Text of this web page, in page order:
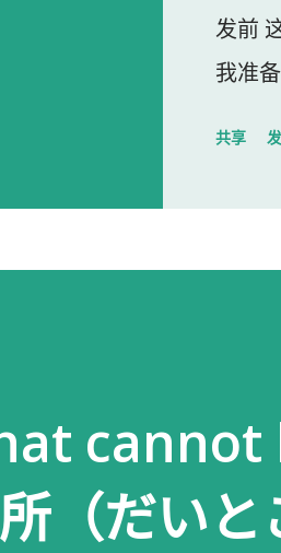
发前
我准
开门
以为
人员
手续
共享
cannot
（だいと